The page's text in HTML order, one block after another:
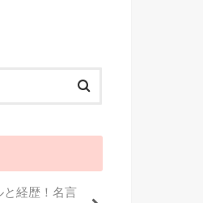
と経歴！名言